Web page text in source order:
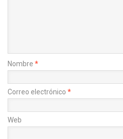
Nombre *
Correo electrónico *
Web